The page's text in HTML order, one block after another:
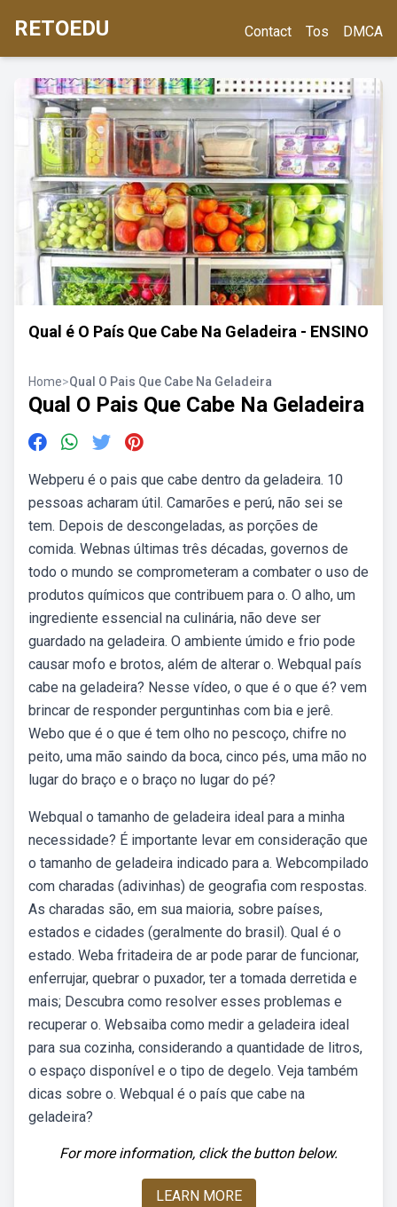
RETOEDU Contact Tos DMCA
Qual é O País Que Cabe Na Geladeira - ENSINO
Home>Qual O Pais Que Cabe Na Geladeira
Qual O Pais Que Cabe Na Geladeira
Webperu é o pais que cabe dentro da geladeira. 10
pessoas acharam útil. Camarões e perú, não sei se
tem. Depois de descongeladas, as porções de
comida. Webnas últimas três décadas, governos de
todo o mundo se comprometeram a combater o uso de
produtos químicos que contribuem para o. O alho, um
ingrediente essencial na culinária, não deve ser
guardado na geladeira. O ambiente úmido e frio pode
causar mofo e brotos, além de alterar o. Webqual país
cabe na geladeira? Nesse vídeo, o que é o que é? vem
brincar de responder perguntinhas com bia e jerê.
Webo que é o que é tem olho no pescoço, chifre no
peito, uma mão saindo da boca, cinco pés, uma mão no
lugar do braço e o braço no lugar do pé?
Webqual o tamanho de geladeira ideal para a minha
necessidade? É importante levar em consideração que
o tamanho de geladeira indicado para a. Webcompilado
com charadas (adivinhas) de geografia com respostas.
As charadas são, em sua maioria, sobre países,
estados e cidades (geralmente do brasil). Qual é o
estado. Weba fritadeira de ar pode parar de funcionar,
enferrujar, quebrar o puxador, ter a tomada derretida e
mais; Descubra como resolver esses problemas e
recuperar o. Websaiba como medir a geladeira ideal
para sua cozinha, considerando a quantidade de litros,
o espaço disponível e o tipo de degelo. Veja também
dicas sobre o. Webqual é o país que cabe na
geladeira?
For more information, click the button below.
LEARN MORE